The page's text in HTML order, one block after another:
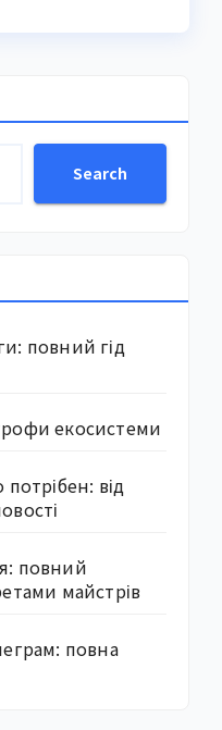
Search
повний гід
екосистеми
від
повний
майстрів
повна